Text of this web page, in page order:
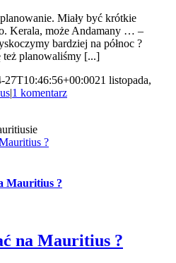
Miały być krótkie
Kerala, może Andamany … –
bardziej na północ ?
planowaliśmy [...]
27T10:46:56+00:0021 listopada,
1 komentarz
?
Mauritius ?
na Mauritius ?